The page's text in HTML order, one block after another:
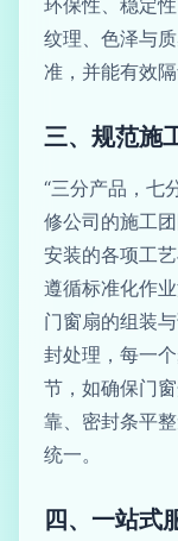
环保性、稳定
纹理、色泽与
准，并能有效
三、规范施
“三分产品，七
修公司的施工
安装的各项工
遵循标准化作
门窗扇的组装
封处理，每一
节，如确保门
靠、密封条平
统一。
四、一站式